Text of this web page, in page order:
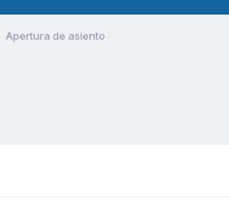
Apertura de asiento